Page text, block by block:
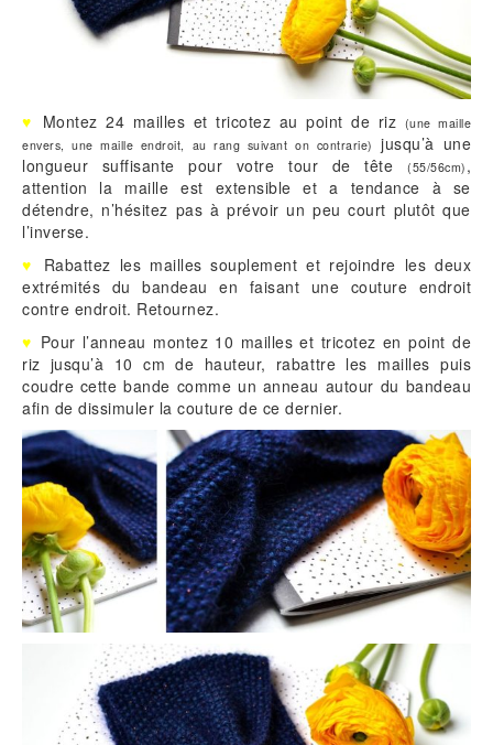
♥ Montez 24 mailles et tricotez au point de riz (une maille
envers, une maille endroit, au rang suivant on contrarie) jusqu’à une
longueur suffisante pour votre tour de tête
(55/56cm) ,
attention la maille est extensible et a tendance à se
détendre, n’hésitez pas à prévoir un peu court plutôt que
l’inverse.
♥
Rabattez les mailles souplement et rejoindre les deux
extrémités du bandeau en faisant une couture endroit
contre endroit. Retournez.
♥ Pour l’anneau montez 10 mailles et tricotez en point de
riz jusqu’à 10 cm de hauteur, rabattre les mailles puis
coudre cette bande comme un anneau autour du bandeau
afin de dissimuler la couture de ce dernier.